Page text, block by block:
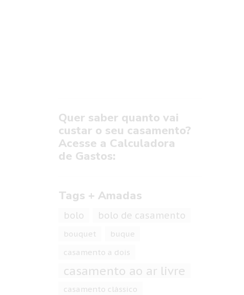
Quer saber quanto vai
custar o seu casamento?
Acesse a Calculadora
de Gastos:
Tags + Amadas
bolo bolo de casamento
bouquet
buque
casamento a dois
casamento ao ar livre
casamento clássico